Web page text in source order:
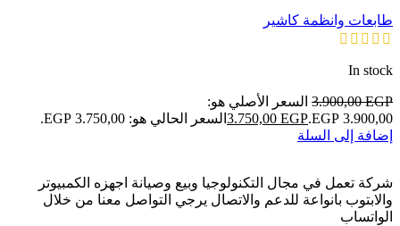
طابعات وانظمة كاشير
In stock
3.900,00EGP
السعر الأصلي هو:
3.900,00 EGP.
3.750,00 EGP
السعر الحالي هو: 3.750,00 EGP.
إضافة إلى السلة
شركة تعمل في مجال التكنولوجيا وبيع وصيانة اجهزه الكمبيوتر
والابتوب بانواعة للدعم والاتصال يرجي التواصل معنا من خلال
الواتساب